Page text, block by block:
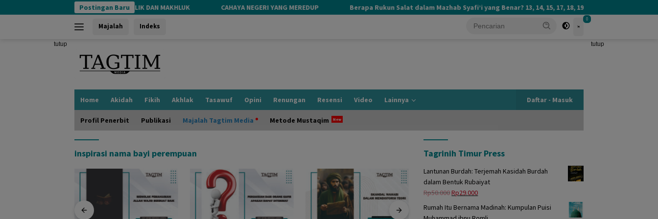
ke
Postingan Baru
PERBEDAAN KHALIK DAN MAKHLUK CAHAYA NEGERI YANG MEREDUP Berapa Rukun Salat dalam Mazhab Syafi’i yang Benar? 13, 14, 15, 17, 18, 19, atau 20?
Majalah Indeks
0
tutup tutup
Home Akidah Fikih Akhlak Tasawuf Opini Renungan Resensi Video Lainnya Daftar - Masuk
Profil Penerbit Publikasi Majalah Tagtim Media Metode Mustaqim
inspirasi nama bayi perempuan Tagrinih Timur Press
Lantunan Burdah: Terjemah Kasidah Burdah
dalam Bentuk Rubaiyat
Rp50.000Harga
adalah:
Rp29.000Harga
Rumah Itu Bernama Madinah: Kumpulan Puisi